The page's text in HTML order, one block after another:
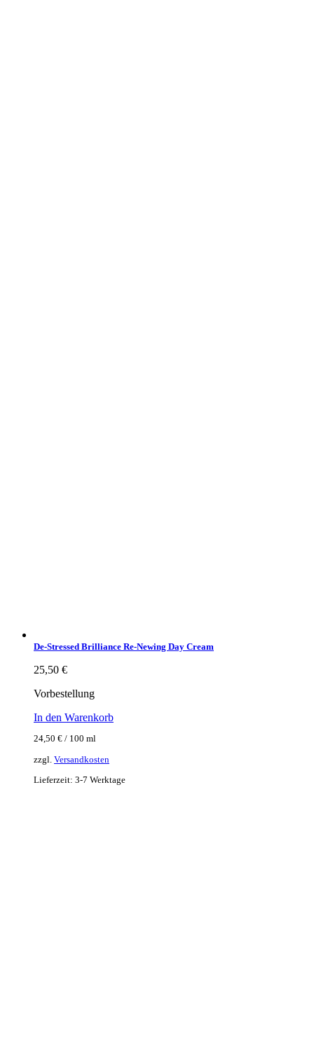
De-Stressed Brilliance Re-Newing Day Cream
25,50 €
Vorbestellung
In den Warenkorb
24,50 € / 100 ml
zzgl. Versandkosten
Lieferzeit: 3-7 Werktage